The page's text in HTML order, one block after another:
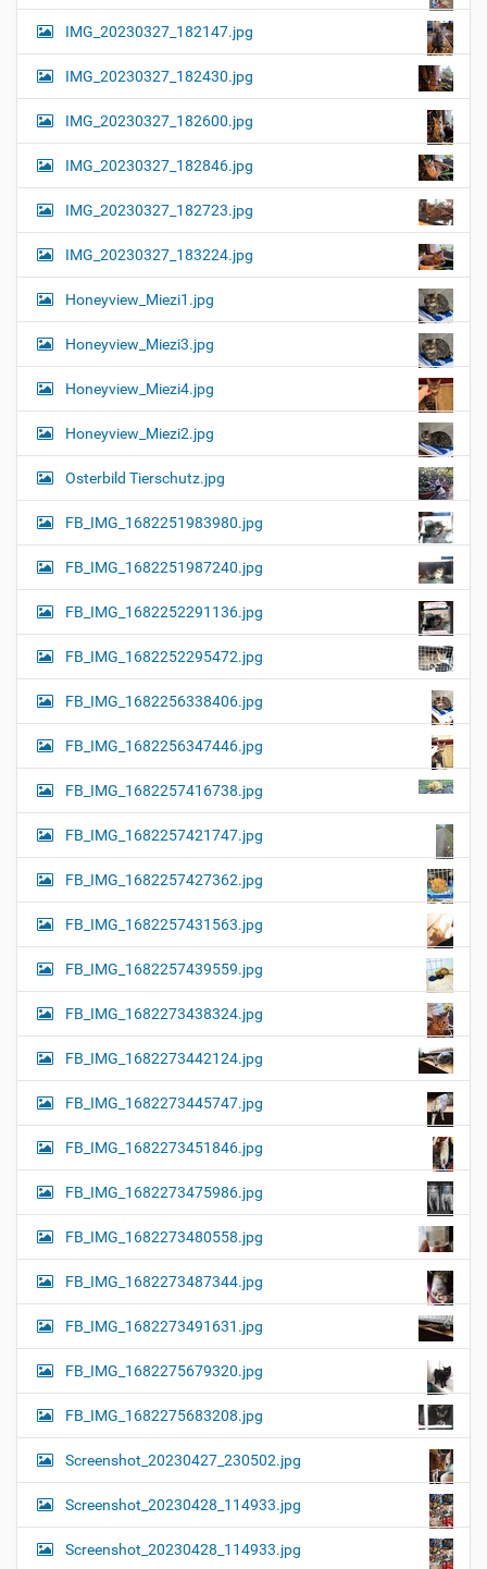
IMG_20230327_182147.jpg
IMG_20230327_182430.jpg
IMG_20230327_182600.jpg
IMG_20230327_182846.jpg
IMG_20230327_182723.jpg
IMG_20230327_183224.jpg
Honeyview_Miezi1.jpg
Honeyview_Miezi3.jpg
Honeyview_Miezi4.jpg
Honeyview_Miezi2.jpg
Osterbild Tierschutz.jpg
FB_IMG_1682251983980.jpg
FB_IMG_1682251987240.jpg
FB_IMG_1682252291136.jpg
FB_IMG_1682252295472.jpg
FB_IMG_1682256338406.jpg
FB_IMG_1682256347446.jpg
FB_IMG_1682257416738.jpg
FB_IMG_1682257421747.jpg
FB_IMG_1682257427362.jpg
FB_IMG_1682257431563.jpg
FB_IMG_1682257439559.jpg
FB_IMG_1682273438324.jpg
FB_IMG_1682273442124.jpg
FB_IMG_1682273445747.jpg
FB_IMG_1682273451846.jpg
FB_IMG_1682273475986.jpg
FB_IMG_1682273480558.jpg
FB_IMG_1682273487344.jpg
FB_IMG_1682273491631.jpg
FB_IMG_1682275679320.jpg
FB_IMG_1682275683208.jpg
Screenshot_20230427_230502.jpg
Screenshot_20230428_114933.jpg
Screenshot_20230428_114933.jpg